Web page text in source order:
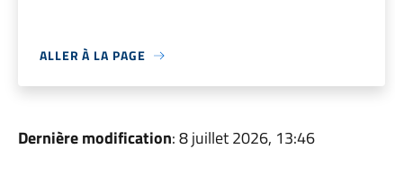
ALLER À LA PAGE
Dernière modification: 8 juillet 2026, 13:46